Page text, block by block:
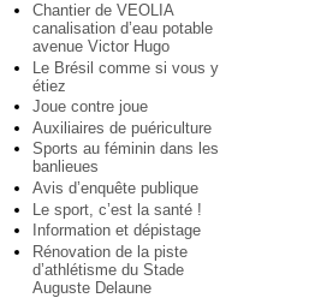
Chantier de VEOLIA
canalisation d’eau potable
avenue Victor Hugo
Le Brésil comme si vous y
étiez
Joue contre joue
Auxiliaires de puériculture
Sports au féminin dans les
banlieues
Avis d’enquête publique
Le sport, c’est la santé !
Information et dépistage
Rénovation de la piste
d’athlétisme du Stade
Auguste Delaune